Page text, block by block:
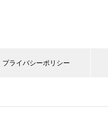
プライバシーポリシー